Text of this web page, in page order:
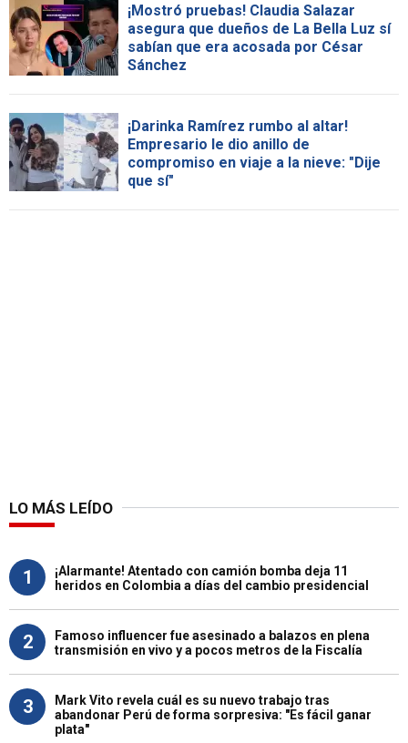
¡Mostró pruebas! Claudia Salazar
asegura que dueños de La Bella Luz sí
sabían que era acosada por César
Sánchez
¡Darinka Ramírez rumbo al altar!
Empresario le dio anillo de
compromiso en viaje a la nieve: "Dije
que sí"
LO MÁS LEÍDO
1
¡Alarmante! Atentado con camión bomba deja 11
heridos en Colombia a días del cambio presidencial
2
Famoso influencer fue asesinado a balazos en plena
transmisión en vivo y a pocos metros de la Fiscalía
3
Mark Vito revela cuál es su nuevo trabajo tras
abandonar Perú de forma sorpresiva: "Es fácil ganar
plata"